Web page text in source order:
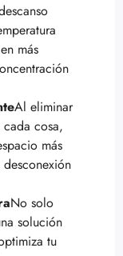
más
Al eliminar
cosa,
más
No solo
solución
tu